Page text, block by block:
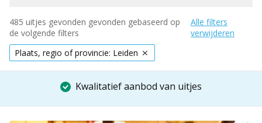
485 uitjes gevonden gevonden gebaseerd op
de volgende filters
Alle filters
verwijderen
Plaats, regio of provincie: Leiden
Kwalitatief aanbod van uitjes